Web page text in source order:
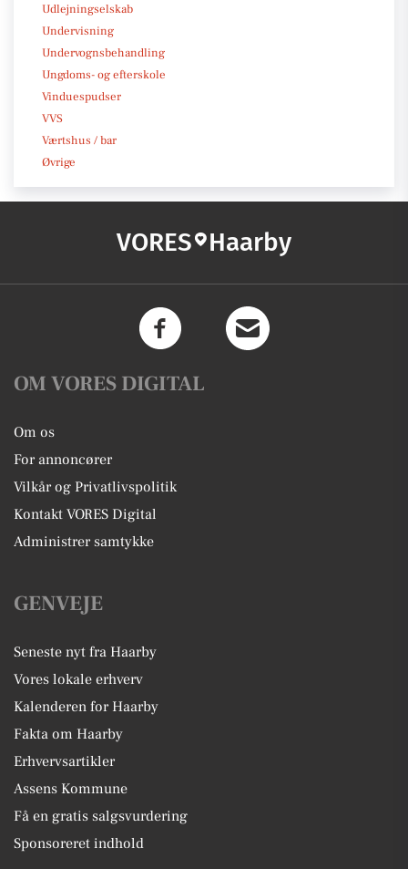
Udlejningselskab
Undervisning
Undervognsbehandling
Ungdoms- og efterskole
Vinduespudser
VVS
Værtshus / bar
Øvrige
VORES Haarby
OM VORES DIGITAL
Om os
For annoncører
Vilkår og Privatlivspolitik
Kontakt VORES Digital
Administrer samtykke
GENVEJE
Seneste nyt fra Haarby
Vores lokale erhverv
Kalenderen for Haarby
Fakta om Haarby
Erhvervsartikler
Assens Kommune
Få en gratis salgsvurdering
Sponsoreret indhold